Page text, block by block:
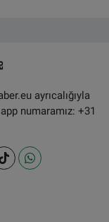
ayrıcalığıyla
numaramız: +31